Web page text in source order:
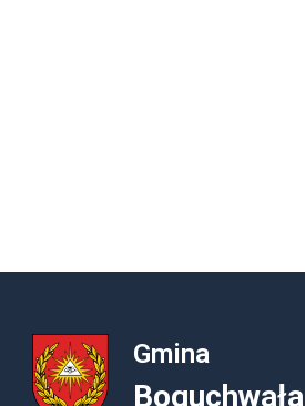
Gmina
Boguchwała